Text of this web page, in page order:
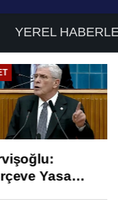
YEREL
Yasa